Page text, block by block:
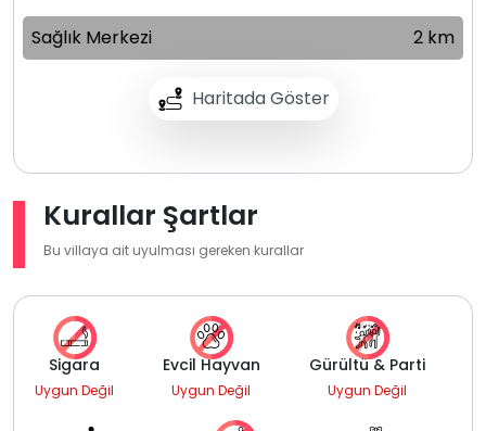
Haritada Göster
Sağlık Merkezi 2 km
Kurallar Şartlar
Bu villaya ait uyulması gereken kurallar
Sigara
Uygun Değil
Evcil Hayvan
Uygun Değil
Gürültü & Parti
Uygun Değil